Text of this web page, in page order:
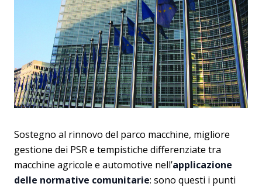
Sostegno al rinnovo del parco macchine, migliore
gestione dei PSR e tempistiche differenziate tra
macchine agricole e automotive nell’applicazione
delle normative comunitarie: sono questi i punti